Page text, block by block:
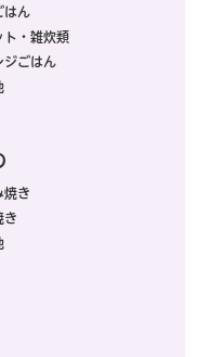
はん
ト・雑炊類
ジごはん
焼き
き